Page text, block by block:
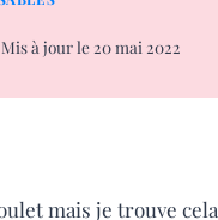
Mis à jour le 20 mai 2022
mais je trouve cela